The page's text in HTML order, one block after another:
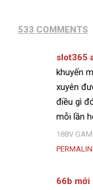
533 COMMENTS
slot365
khuyến
xuyên
điều gì
mỗi lần
188V
66b mới